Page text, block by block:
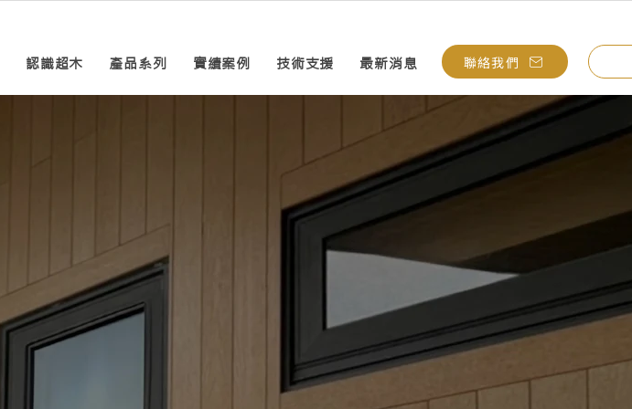
認識超木 產品系列 實績案例 技術支援 最新消息 聯絡我們